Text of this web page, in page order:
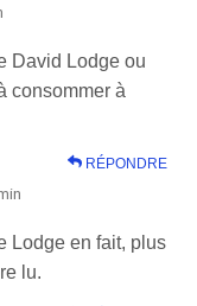
David Lodge ou
consommer à
RÉPONDRE
Lodge en fait, plus
lu.